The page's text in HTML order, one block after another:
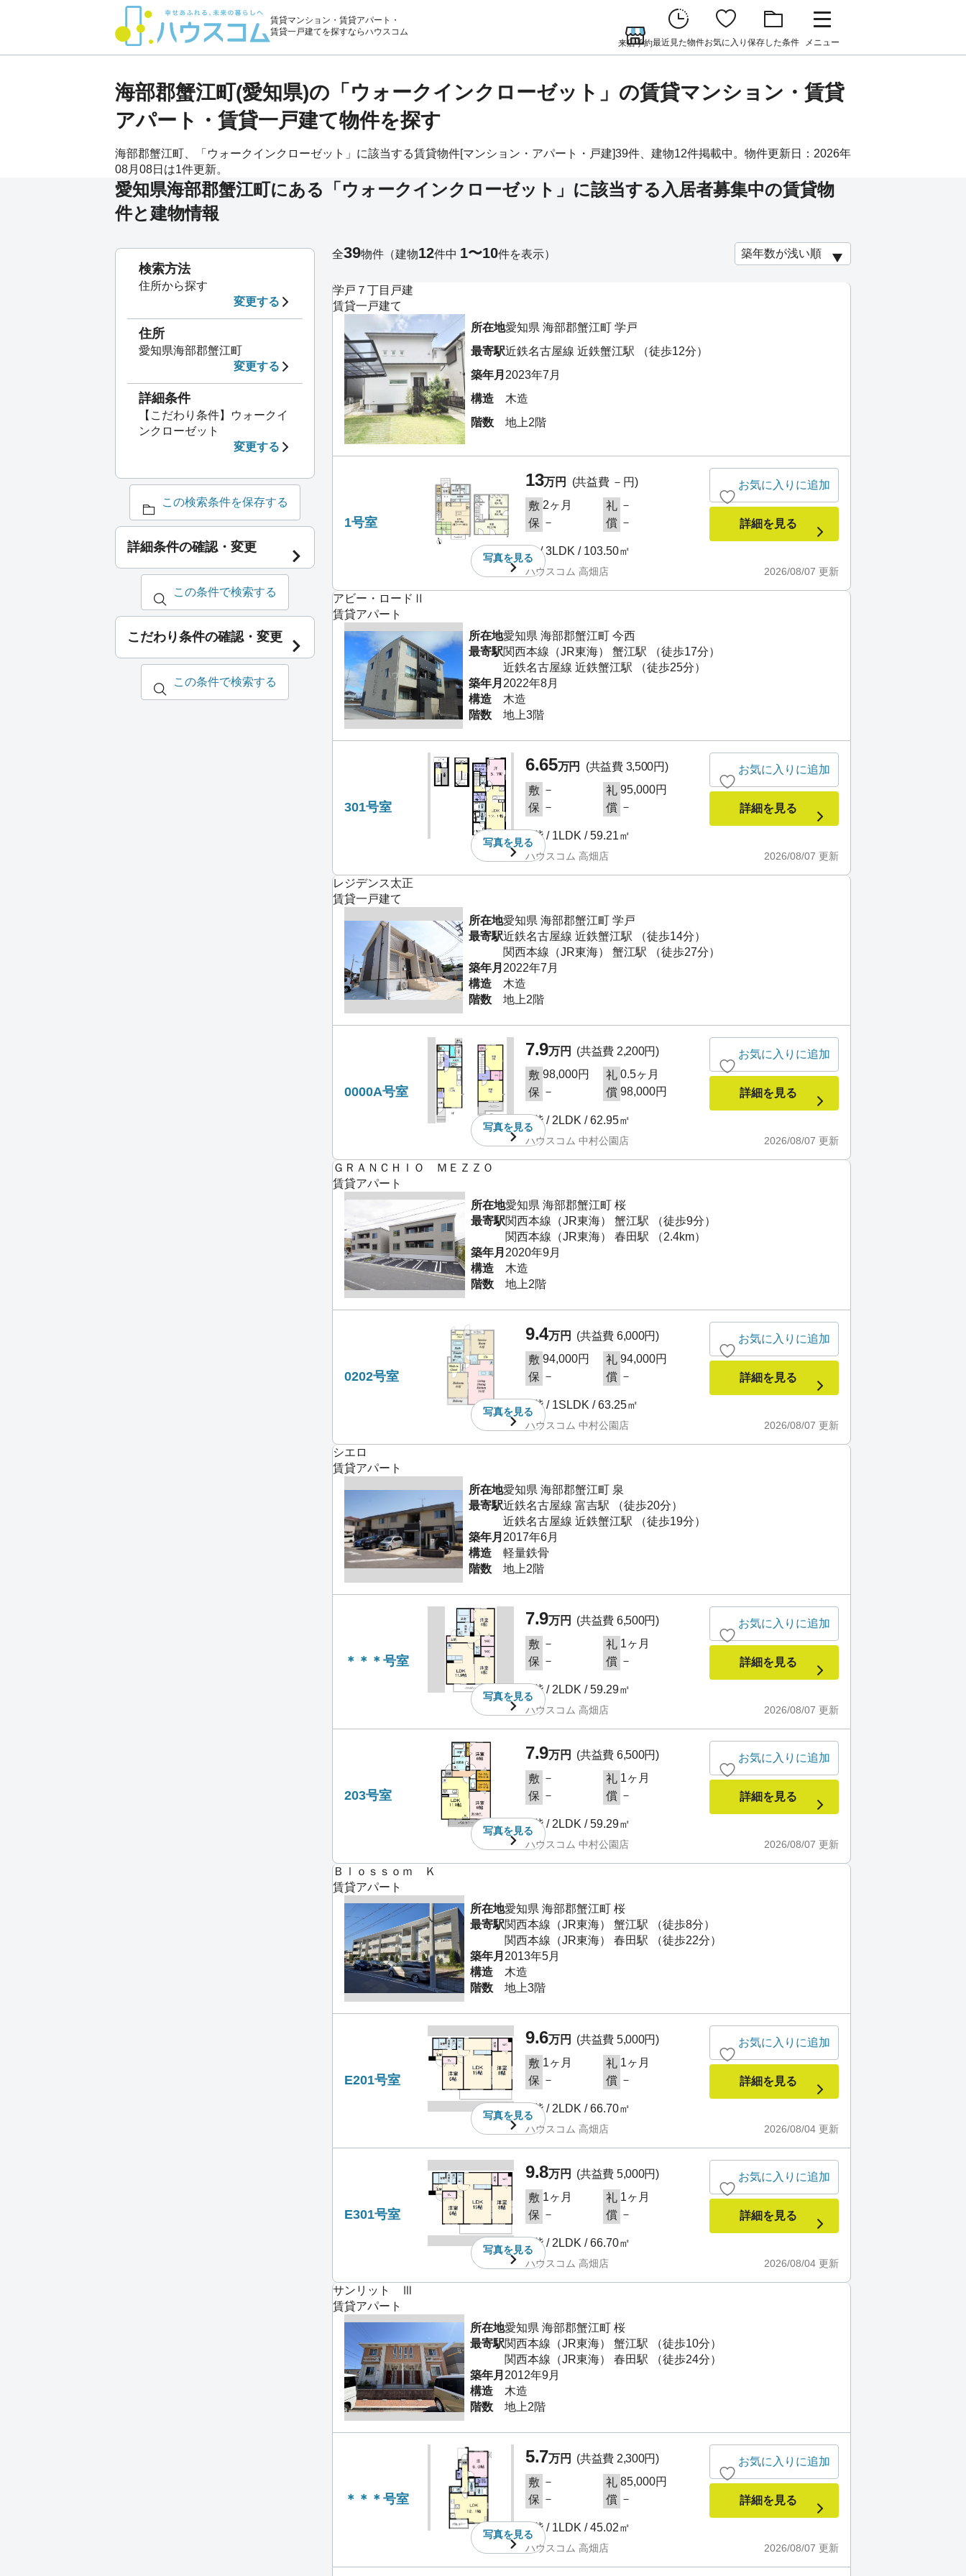
賃貸マンション・賃貸アパート・
賃貸一戸建てを探すならハウスコム
来店予約最近見た物件お気に入り 保存した条件 メニュー
海部郡蟹江町(愛知県)の「ウォークインクローゼット」の賃貸マンション・賃貸
アパート・賃貸一戸建て物件を探す
海部郡蟹江町、「ウォークインクローゼット」に該当する賃貸物件[マンション・アパート・戸建]39件、建物12件掲載中。物件更新日：2026年
08月08日は1件更新。
愛知県海部郡蟹江町にある「ウォークインクローゼット」に該当する入居者募集中の賃貸物
件と建物情報
学戸７丁目戸建
賃貸一戸建て
所在地愛知県 海部郡蟹江町 学戸
最寄駅近鉄名古屋線 近鉄蟹江駅 （徒歩12分）
築年月 2023年7月
構造
木造
階数
地上2階
1号室
写真を見る
13万円
(共益費 －円)
敷 2ヶ月 礼 －
保 － 償 －
－ / 3LDK / 103.50㎡
2026/08/07 更新
ハウスコム 高畑店
お気に入りに追加
詳細を見る
アビー・ロードⅡ
賃貸アパート
所在地愛知県 海部郡蟹江町 今西
最寄駅関西本線（JR東海） 蟹江駅 （徒歩17分）
近鉄名古屋線 近鉄蟹江駅 （徒歩25分）
築年月 2022年8月
構造
木造
階数
地上3階
301号室
写真を見る
6.65万円
(共益費 3,500円)
敷 － 礼 95,000円
保 － 償 －
3階 / 1LDK / 59.21㎡
2026/08/07 更新
ハウスコム 高畑店
お気に入りに追加
詳細を見る
レジデンス太正
賃貸一戸建て
所在地愛知県 海部郡蟹江町 学戸
最寄駅近鉄名古屋線 近鉄蟹江駅 （徒歩14分）
関西本線（JR東海） 蟹江駅 （徒歩27分）
築年月 2022年7月
構造
木造
階数
地上2階
0000A号室
写真を見る
7.9万円
(共益費 2,200円)
敷 98,000円 礼 0.5ヶ月
保 － 償 98,000円
2階 / 2LDK / 62.95㎡
2026/08/07 更新
ハウスコム 中村公園店
お気に入りに追加
詳細を見る
ＧＲＡＮＣＨＩＯ ＭＥＺＺＯ
賃貸アパート
所在地愛知県 海部郡蟹江町 桜
最寄駅関西本線（JR東海） 蟹江駅 （徒歩9分）
関西本線（JR東海） 春田駅 （2.4km）
築年月 2020年9月
構造
木造
階数
地上2階
0202号室
写真を見る
9.4万円
(共益費 6,000円)
敷 94,000円 礼 94,000円
保 － 償 －
2階 / 1SLDK / 63.25㎡
2026/08/07 更新
ハウスコム 中村公園店
お気に入りに追加
詳細を見る
シエロ
賃貸アパート
所在地愛知県 海部郡蟹江町 泉
最寄駅近鉄名古屋線 富吉駅 （徒歩20分）
近鉄名古屋線 近鉄蟹江駅 （徒歩19分）
築年月 2017年6月
構造
軽量鉄骨
階数
地上2階
＊＊＊号室
写真を見る
7.9万円
(共益費 6,500円)
敷 － 礼 1ヶ月
保 － 償 －
2階 / 2LDK / 59.29㎡
2026/08/07 更新
ハウスコム 高畑店
お気に入りに追加
詳細を見る
203号室
写真を見る
7.9万円
(共益費 6,500円)
敷 － 礼 1ヶ月
保 － 償 －
2階 / 2LDK / 59.29㎡
2026/08/07 更新
ハウスコム 中村公園店
お気に入りに追加
詳細を見る
Ｂｌｏｓｓｏｍ Ｋ
賃貸アパート
所在地愛知県 海部郡蟹江町 桜
最寄駅関西本線（JR東海） 蟹江駅 （徒歩8分）
関西本線（JR東海） 春田駅 （徒歩22分）
築年月 2013年5月
構造
木造
階数
地上3階
E201号室
写真を見る
9.6万円
(共益費 5,000円)
敷 1ヶ月 礼 1ヶ月
保 － 償 －
2階 / 2LDK / 66.70㎡
2026/08/04 更新
ハウスコム 高畑店
お気に入りに追加
詳細を見る
E301号室
写真を見る
9.8万円
(共益費 5,000円)
敷 1ヶ月 礼 1ヶ月
保 － 償 －
3階 / 2LDK / 66.70㎡
2026/08/04 更新
ハウスコム 高畑店
お気に入りに追加
詳細を見る
サンリット Ⅲ
賃貸アパート
所在地愛知県 海部郡蟹江町 桜
最寄駅関西本線（JR東海） 蟹江駅 （徒歩10分）
関西本線（JR東海） 春田駅 （徒歩24分）
築年月 2012年9月
構造
木造
階数
地上2階
＊＊＊号室
写真を見る
5.7万円
(共益費 2,300円)
敷 － 礼 85,000円
保 － 償 －
1階 / 1LDK / 45.02㎡
2026/08/07 更新
ハウスコム 高畑店
お気に入りに追加
詳細を見る
全39物件 （建物12件中 1〜10件を表示）
検索方法
住所から探す
変更する
住所
愛知県海部郡蟹江町
変更する
詳細条件
【こだわり条件】ウォークイ
ンクローゼット
変更する
この検索条件を保存する
詳細条件の確認・変更
この条件で検索する
こだわり条件の確認・変更
この条件で検索する